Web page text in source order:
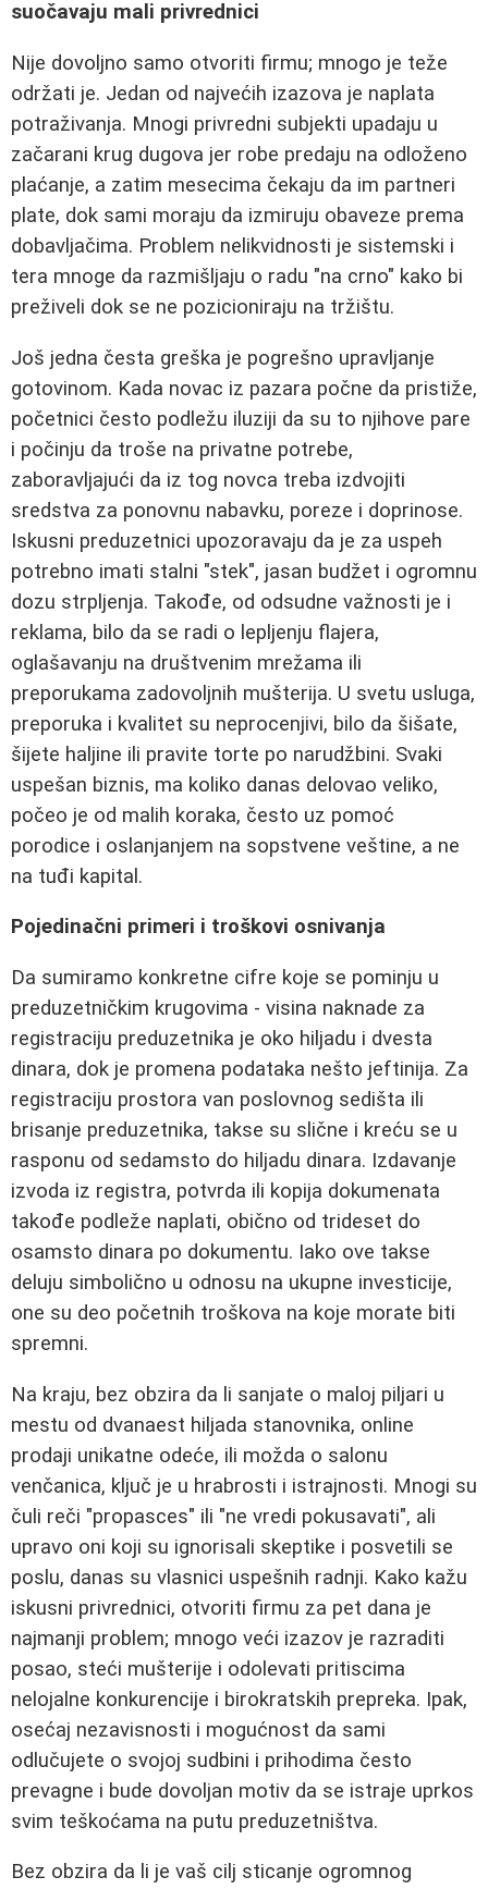
suočavaju mali privrednici
Nije dovoljno samo otvoriti firmu; mnogo je teže
održati je. Jedan od najvećih izazova je naplata
potraživanja. Mnogi privredni subjekti upadaju u
začarani krug dugova jer robe predaju na odloženo
plaćanje, a zatim mesecima čekaju da im partneri
plate, dok sami moraju da izmiruju obaveze prema
dobavljačima. Problem nelikvidnosti je sistemski i
tera mnoge da razmišljaju o radu "na crno" kako bi
preživeli dok se ne pozicioniraju na tržištu.
Još jedna česta greška je pogrešno upravljanje
gotovinom. Kada novac iz pazara počne da pristiže,
početnici često podležu iluziji da su to njihove pare
i počinju da troše na privatne potrebe,
zaboravljajući da iz tog novca treba izdvojiti
sredstva za ponovnu nabavku, poreze i doprinose.
Iskusni preduzetnici upozoravaju da je za uspeh
potrebno imati stalni "stek", jasan budžet i ogromnu
dozu strpljenja. Takođe, od odsudne važnosti je i
reklama, bilo da se radi o lepljenju flajera,
oglašavanju na društvenim mrežama ili
preporukama zadovoljnih mušterija. U svetu usluga,
preporuka i kvalitet su neprocenjivi, bilo da šišate,
šijete haljine ili pravite torte po narudžbini. Svaki
uspešan biznis, ma koliko danas delovao veliko,
počeo je od malih koraka, često uz pomoć
porodice i oslanjanjem na sopstvene veštine, a ne
na tuđi kapital.
Pojedinačni primeri i troškovi osnivanja
Da sumiramo konkretne cifre koje se pominju u
preduzetničkim krugovima - visina naknade za
registraciju preduzetnika je oko hiljadu i dvesta
dinara, dok je promena podataka nešto jeftinija. Za
registraciju prostora van poslovnog sedišta ili
brisanje preduzetnika, takse su slične i kreću se u
rasponu od sedamsto do hiljadu dinara. Izdavanje
izvoda iz registra, potvrda ili kopija dokumenata
takođe podleže naplati, obično od trideset do
osamsto dinara po dokumentu. Iako ove takse
deluju simbolično u odnosu na ukupne investicije,
one su deo početnih troškova na koje morate biti
spremni.
Na kraju, bez obzira da li sanjate o maloj piljari u
mestu od dvanaest hiljada stanovnika, online
prodaji unikatne odeće, ili možda o salonu
venčanica, ključ je u hrabrosti i istrajnosti. Mnogi su
čuli reči "propasces" ili "ne vredi pokusavati", ali
upravo oni koji su ignorisali skeptike i posvetili se
poslu, danas su vlasnici uspešnih radnji. Kako kažu
iskusni privrednici, otvoriti firmu za pet dana je
najmanji problem; mnogo veći izazov je razraditi
posao, steći mušterije i odolevati pritiscima
nelojalne konkurencije i birokratskih prepreka. Ipak,
osećaj nezavisnosti i mogućnost da sami
odlučujete o svojoj sudbini i prihodima često
prevagne i bude dovoljan motiv da se istraje uprkos
svim teškoćama na putu preduzetništva.
Bez obzira da li je vaš cilj sticanje ogromnog